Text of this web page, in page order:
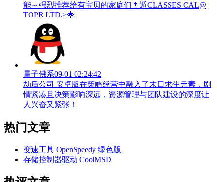
能～强烈推荐给有宝贝的家庭们👨‍遁️CLASSES CAL@
TOPR LTD.>🌟
量子佛系09-01 02:24:42
劫后公司 安卓版在策略经营中融入了末日求生元素，剧
情紧凑且决策影响深远，资源管理与团队建设的深度让
人兴奋又紧张！
热门文章
变速工具 OpenSpeedy 绿色版
存储控制器驱动 CoolMSD